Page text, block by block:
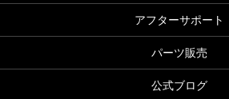
アフターサポート
パーツ販売
公式ブログ